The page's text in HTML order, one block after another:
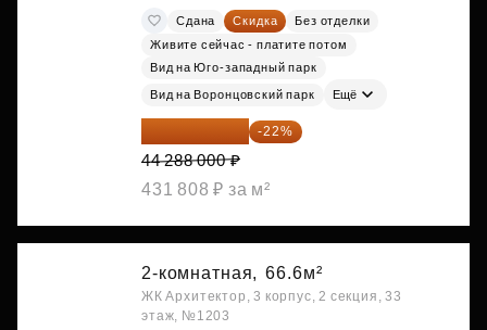
Сдана Скидка
Без отделки
Живите сейчас - платите потом
Вид на Юго-западный парк
Вид на Воронцовский парк Ещё
34 544 640 ₽ -22%
44 288 000 ₽
431 808 ₽ за м²
2-комнатная, 66.6м²
ЖК Архитектор, 3 корпус, 2 секция, 33
этаж, №1203